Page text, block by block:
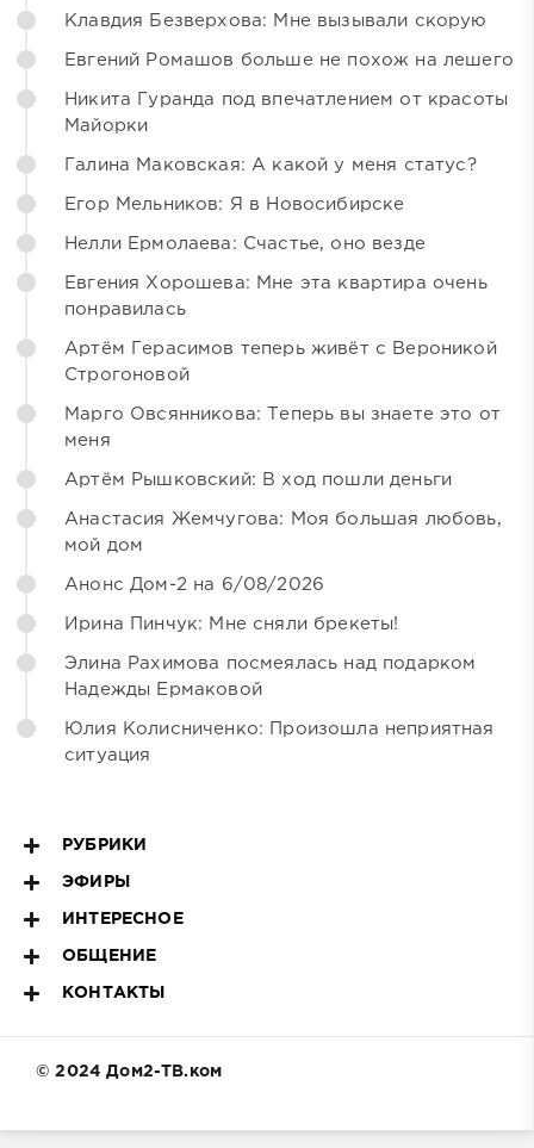
Клавдия Безверхова: Мне вызывали скорую
Евгений Ромашов больше не похож на лешего
Никита Гуранда под впечатлением от красоты
Майорки
Галина Маковская: А какой у меня статус?
Егор Мельников: Я в Новосибирске
Нелли Ермолаева: Счастье, оно везде
Евгения Хорошева: Мне эта квартира очень
понравилась
Артём Герасимов теперь живёт с Вероникой
Строгоновой
Марго Овсянникова: Теперь вы знаете это от
меня
Артём Рышковский: В ход пошли деньги
Анастасия Жемчугова: Моя большая любовь,
мой дом
Анонс Дом-2 на 6/08/2026
Ирина Пинчук: Мне сняли брекеты!
Элина Рахимова посмеялась над подарком
Надежды Ермаковой
Юлия Колисниченко: Произошла неприятная
ситуация
РУБРИКИ
ЭФИРЫ
ИНТЕРЕСНОЕ
ОБЩЕНИЕ
КОНТАКТЫ
© 2024 Дом2-ТВ.ком